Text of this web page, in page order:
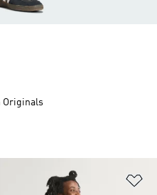
à la Liste de produits
Originals